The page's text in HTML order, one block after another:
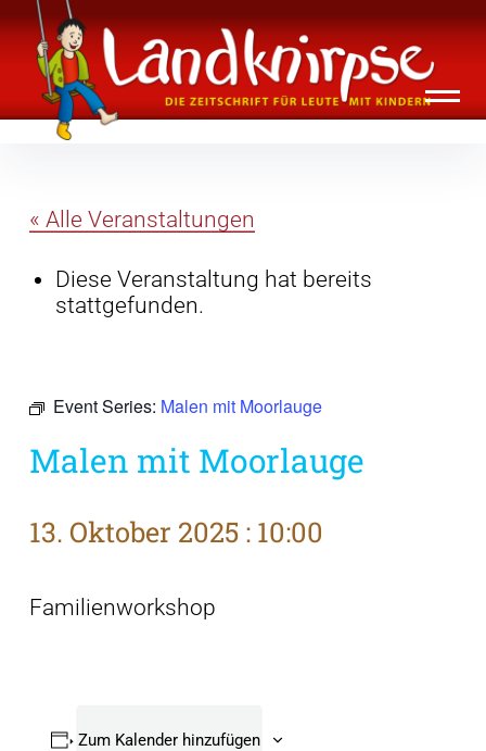
Inhalte
überspringen
Landknirpse – Die Zeitschrift für Leute
mit Kindern
« Alle Veranstaltungen
Diese Veranstaltung hat bereits
stattgefunden.
Event Series: Malen mit Moorlauge
Malen mit Moorlauge
13. Oktober 2025 : 10:00
Familienworkshop
Zum Kalender hinzufügen